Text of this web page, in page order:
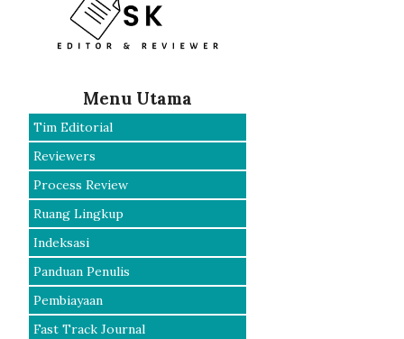
Menu Utama
Tim Editorial
Reviewers
Process Review
Ruang Lingkup
Indeksasi
Panduan Penulis
Pembiayaan
Fast Track Journal